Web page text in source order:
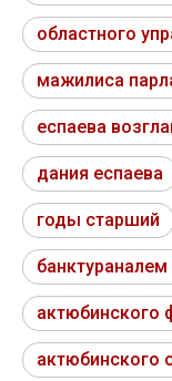
областного
мажилиса
еспаева
дания еспаева
годы старший
банктураналем
актюбинского
актюбинского